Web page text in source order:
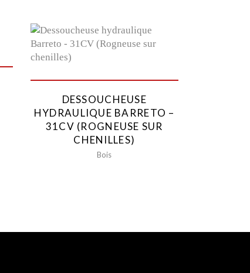
DESSOUCHEUSE
HYDRAULIQUE BARRETO –
31CV (ROGNEUSE SUR
CHENILLES)
Bois